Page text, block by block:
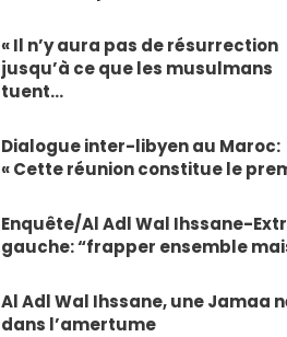
« Il n’y aura pas de résurrection
jusqu’à ce que les musulmans
tuent…
Dialogue inter-libyen au Maroc:
« Cette réunion constitue le
Enquête/Al Adl Wal Ihssane-
gauche: “frapper ensemble
Al Adl Wal Ihssane, une Jamaa
dans l’amertume